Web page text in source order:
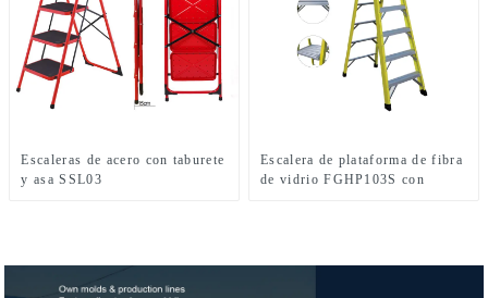
Escaleras de acero con taburete
y asa SSL03
Escalera de plataforma de fibra
de vidrio FGHP103S con